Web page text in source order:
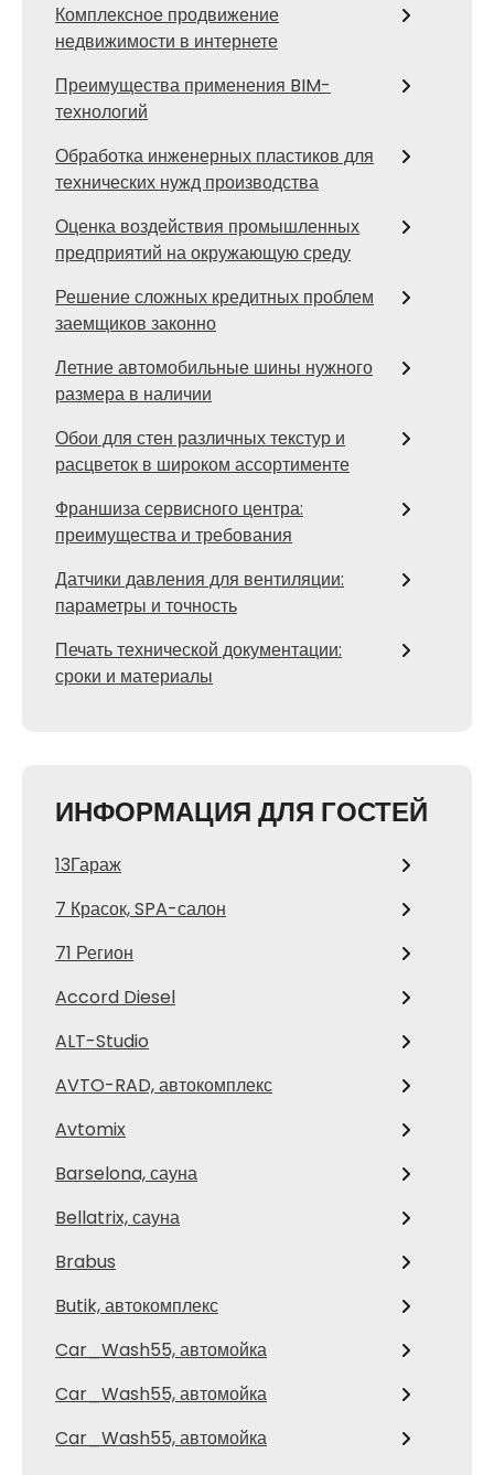
Комплексное продвижение
недвижимости в интернете
Преимущества применения BIM-
технологий
Обработка инженерных пластиков для
технических нужд производства
Оценка воздействия промышленных
предприятий на окружающую среду
Решение сложных кредитных проблем
заемщиков законно
Летние автомобильные шины нужного
размера в наличии
Обои для стен различных текстур и
расцветок в широком ассортименте
Франшиза сервисного центра:
преимущества и требования
Датчики давления для вентиляции:
параметры и точность
Печать технической документации:
сроки и материалы
ИНФОРМАЦИЯ ДЛЯ ГОСТЕЙ
13Гараж
7 Красок, SPA-салон
71 Регион
Accord Diesel
ALT-Studio
AVTO-RAD, автокомплекс
Avtomix
Barselona, сауна
Bellatrix, сауна
Brabus
Butik, автокомплекс
Car_Wash55, автомойка
Car_Wash55, автомойка
Car_Wash55, автомойка